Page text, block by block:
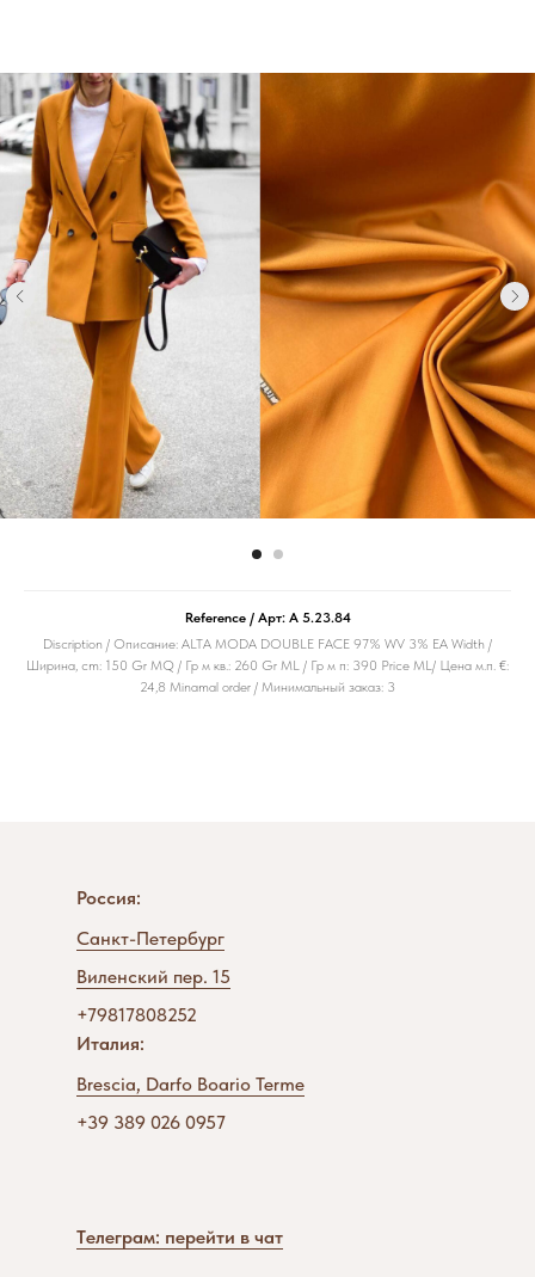
Reference / Арт: A 5.23.84
Discription / Описание: ALTA MODA DOUBLE FACE 97% WV 3% EA Width /
Ширина, cm: 150 Gr MQ / Гр м кв.: 260 Gr ML / Гр м п: 390 Price ML/ Цена м.п. €:
24,8 Minamal order / Минимальный заказ: 3
Санкт-Петербург
Виленский пер. 15
+79817808252
Tелеграм: перейти в чат
Россия:
Италия:
Brescia, Darfo Boario Terme
+39 389 026 0957